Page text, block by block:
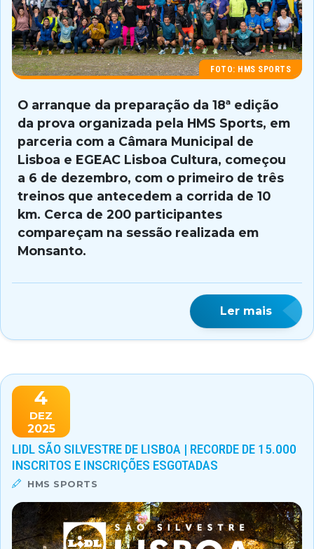
FOTO: HMS SPORTS
O arranque da preparação da 18ª edição
da prova organizada pela HMS Sports, em
parceria com a Câmara Municipal de
Lisboa e EGEAC Lisboa Cultura, começou
a 6 de dezembro, com o primeiro de três
treinos que antecedem a corrida de 10
km. Cerca de 200 participantes
compareçam na sessão realizada em
Monsanto.
Ler mais
4
DEZ
2025
LIDL SÃO SILVESTRE DE LISBOA | RECORDE DE 15.000
INSCRITOS E INSCRIÇÕES ESGOTADAS
HMS SPORTS